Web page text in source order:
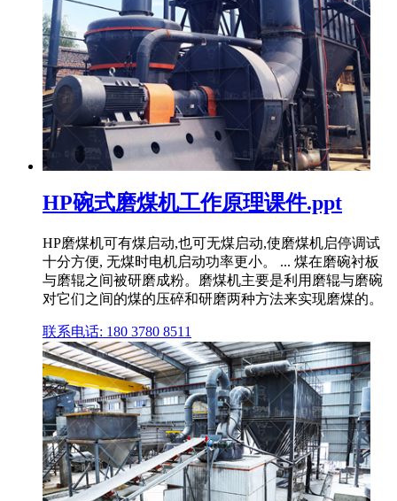
HP碗式磨煤机工作原理课件.ppt
HP磨煤机可有煤启动,也可无煤启动,使磨煤机启停调试
十分方便, 无煤时电机启动功率更小。 ... 煤在磨碗衬板
与磨辊之间被研磨成粉。磨煤机主要是利用磨辊与磨碗
对它们之间的煤的压碎和研磨两种方法来实现磨煤的。
联系电话: 180 3780 8511